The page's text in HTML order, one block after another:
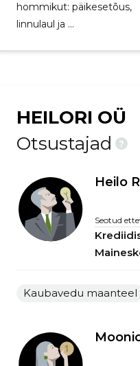
hommikut: päikesetõus,
linnulaul ja ...
HEILORI OÜ
Otsustajad
?
Heilo
Seotud
Kaubavedu maanteel